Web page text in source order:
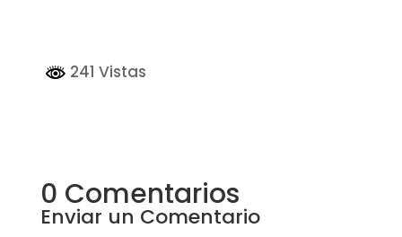
241 Vistas
0 Comentarios
Enviar un Comentario